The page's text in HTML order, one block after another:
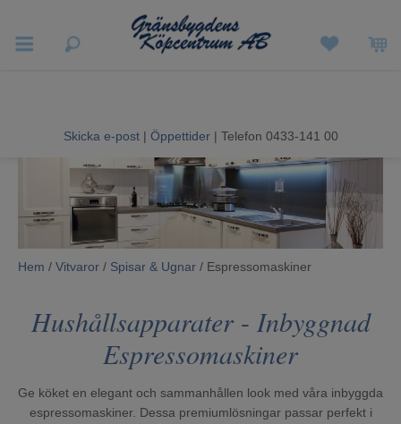
Sommarrea
Vitvaror
Hushållsapparater
Ljud & Bild
Hem & Fritid
Mina sidor
Skicka e-post | Öppettider| Telefon 0433-141 00
Hem / Vitvaror / Spisar & Ugnar / Espressomaskiner
Hushållsapparater- Inbyggnad
Espressomaskiner
Ge köket en elegant och sammanhållen look med våra inbyggda
espressomaskiner. Dessa premiumlösningar passar perfekt i